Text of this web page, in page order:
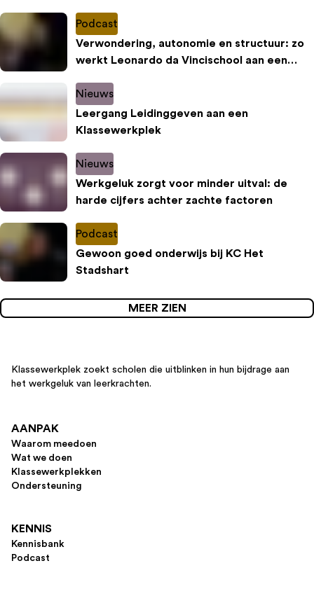
Podcast
Verwondering, autonomie en structuur: zo
werkt Leonardo da Vincischool aan een
Nieuws
Leergang Leidinggeven aan een
Klassewerkplek
Nieuws
Werkgeluk zorgt voor minder uitval: de
harde cijfers achter zachte factoren
Podcast
Gewoon goed onderwijs bij KC Het
Stadshart
MEER ZIEN
Klassewerkplek zoekt scholen die uitblinken in hun bijdrage aan
het werkgeluk van leerkrachten.
AANPAK
Waarom meedoen
Wat we doen
Klassewerkplekken
Ondersteuning
KENNIS
Kennisbank
Podcast